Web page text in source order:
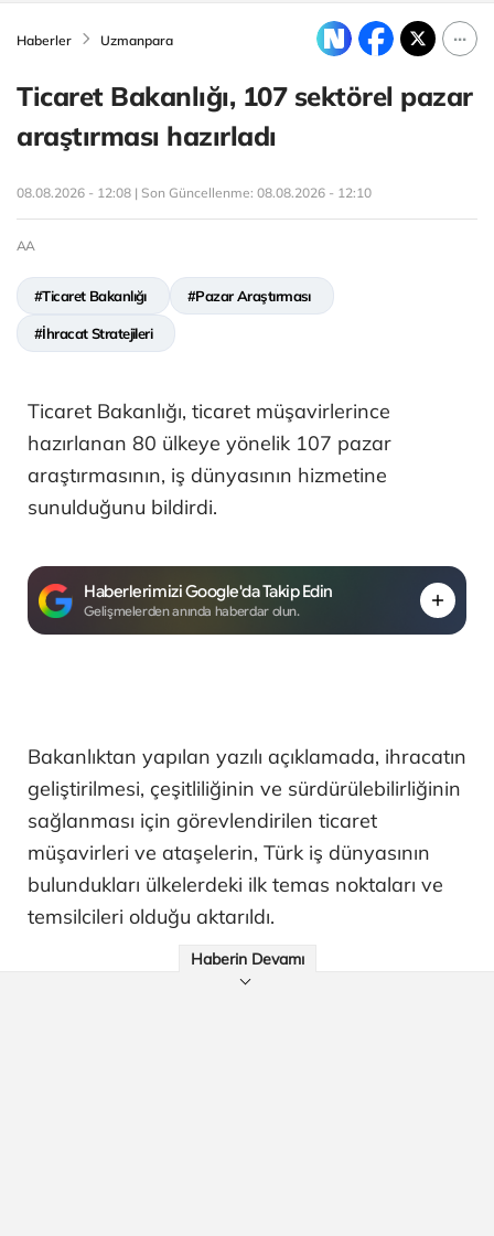
Haberler Uzmanpara
Ticaret Bakanlığı, 107 sektörel pazar
araştırması hazırladı
08.08.2026 - 12:08 | Son Güncellenme: 08.08.2026 - 12:10
AA
#Ticaret Bakanlığı #Pazar Araştırması
#İhracat Stratejileri
Ticaret Bakanlığı, ticaret müşavirlerince
hazırlanan 80 ülkeye yönelik 107 pazar
araştırmasının, iş dünyasının hizmetine
sunulduğunu bildirdi.
Haberlerimizi Google'da Takip Edin
Gelişmelerden anında haberdar olun.
Bakanlıktan yapılan yazılı açıklamada, ihracatın
geliştirilmesi, çeşitliliğinin ve sürdürülebilirliğinin
sağlanması için görevlendirilen ticaret
müşavirleri ve ataşelerin, Türk iş dünyasının
bulundukları ülkelerdeki ilk temas noktaları ve
temsilcileri olduğu aktarıldı.
Haberin Devamı